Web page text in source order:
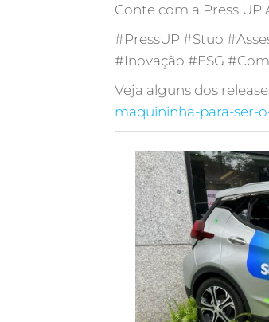
Conte com a Press UP
#PressUP #Stuo
#Inovação #ESG
Veja alguns dos
maquininha-para-ser-